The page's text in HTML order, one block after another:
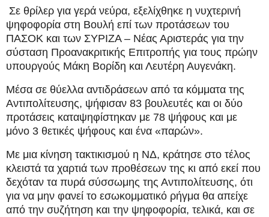
Σε θρίλερ για γερά νεύρα, εξελίχθηκε η νυχτερινή
ψηφοφορία στη Βουλή επί των προτάσεων του
ΠΑΣΟΚ και των ΣΥΡΙΖΑ – Νέας Αριστεράς για την
σύσταση Προανακριτικής Επιτροπής για τους πρώην
υπουργούς Μάκη Βορίδη και Λευτέρη Αυγενάκη.
Μέσα σε θύελλα αντιδράσεων από τα κόμματα της
Αντιπολίτευσης, ψήφισαν 83 βουλευτές και οι δύο
προτάσεις καταψηφίστηκαν με 78 ψήφους και με
μόνο 3 θετικές ψήφους και ένα «παρών».
Με μια κίνηση τακτικισμού η ΝΔ, κράτησε στο τέλος
κλειστά τα χαρτιά των προθέσεων της κι από εκεί που
δεχόταν τα πυρά σύσσωμης της Αντιπολίτευσης, ότι
για να μην φανεί το εσωκομματικό ρήγμα θα απείχε
από την συζήτηση και την ψηφοφορία, τελικά, και σε